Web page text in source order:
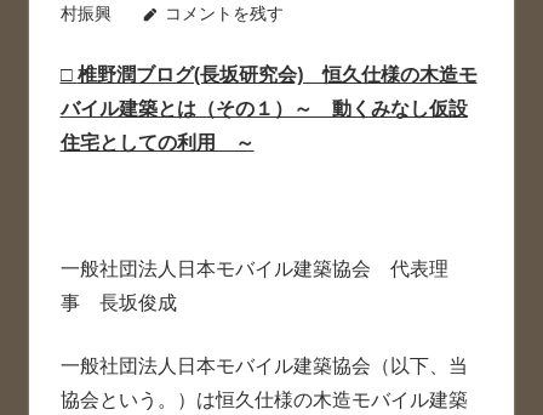
村振興
コメントを残す
□椎野潤ブログ(長坂研究会) 恒久仕様の木造モ
バイル建築とは（その１）～ 動くみなし仮設
住宅としての利用 ～
一般社団法人日本モバイル建築協会 代表理
事 長坂俊成
一般社団法人日本モバイル建築協会（以下、当
協会という。）は恒久仕様の木造モバイル建築